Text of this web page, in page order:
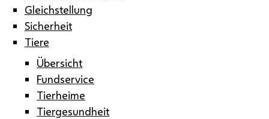
Gleichstellung
Sicherheit
Tiere
Übersicht
Fundservice
Tierheime
Tiergesundheit